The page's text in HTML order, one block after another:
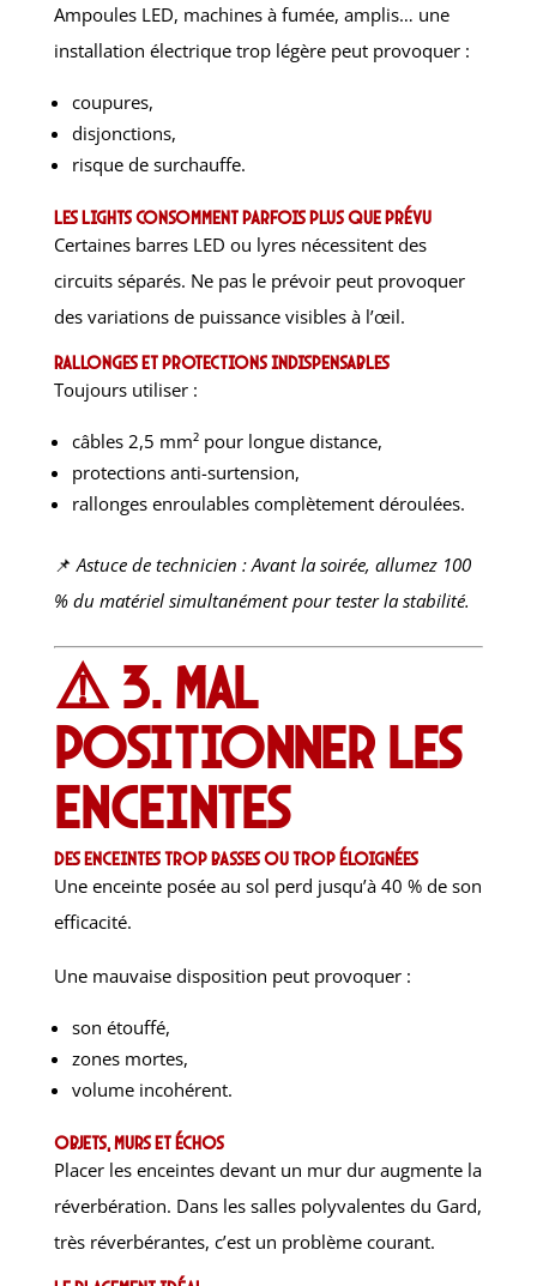
Ampoules LED, machines à fumée, amplis… une
installation électrique trop légère peut provoquer :
coupures,
disjonctions,
risque de surchauffe.
Les lights consomment parfois plus que prévu
Certaines barres LED ou lyres nécessitent des
circuits séparés. Ne pas le prévoir peut provoquer
des variations de puissance visibles à l’œil.
Rallonges et protections indispensables
Toujours utiliser :
câbles 2,5 mm² pour longue distance,
protections anti-surtension,
rallonges enroulables complètement déroulées.
📌Astuce de technicien : Avant la soirée, allumez 100
% du matériel simultanément pour tester la stabilité.
⚠️ 3. Mal
positionner les
enceintes
Des enceintes trop basses ou trop éloignées
Une enceinte posée au sol perd jusqu’à 40 % de son
efficacité.
Une mauvaise disposition peut provoquer :
son étouffé,
zones mortes,
volume incohérent.
Objets, murs et échos
Placer les enceintes devant un mur dur augmente la
réverbération. Dans les salles polyvalentes du Gard,
très réverbérantes, c’est un problème courant.